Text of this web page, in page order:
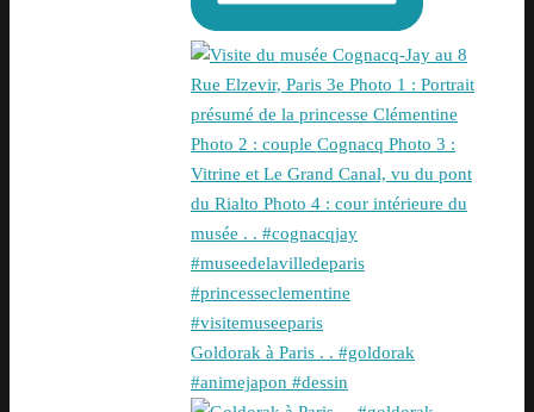
Goldorak à Paris . . #goldorak
#animejapon #dessin